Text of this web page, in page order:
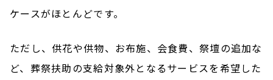
ケースがほとんどです。
ただし、供花や供物、お布施、会食費、祭壇の追加な
ど、葬祭扶助の支給対象外となるサービスを希望した